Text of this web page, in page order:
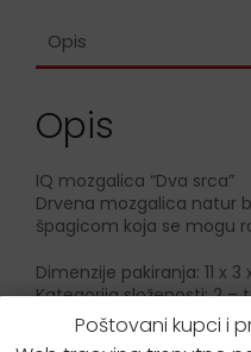
Opis
Opis
IQ mozgalica “Dva srca”
Drvena mozgalica natur
špagicom koja se mogu
Dimenzije pakiranja: 11 x 3
Kategorija složenosti: 2 –
Poštovani kupci i